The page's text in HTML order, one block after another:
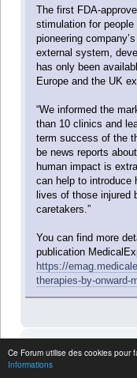
Ce Forum utilise des cookies pour
Informations
The first FDA-
stimulation for
pioneering
external system,
has only been
Europe and the UK
“We informed the
than 10 clinics and
term success of the
be news reports
human impact is
can help to introduce
lives of those injured
caretakers.”
You can find more
publication
https://
therapies-by-onward-
Membre de l'association